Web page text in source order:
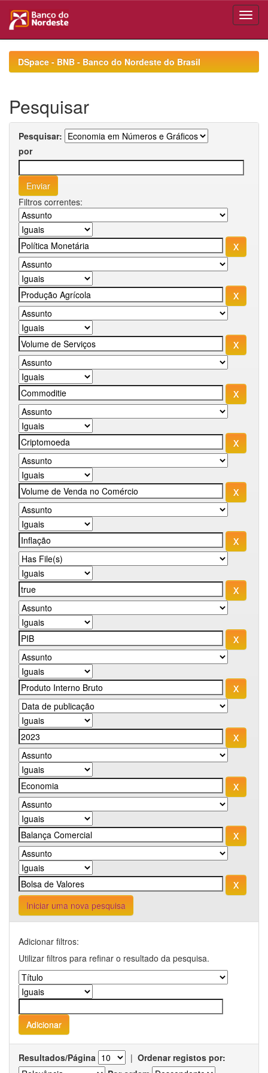
navigationDSpace - BNB - Banco do Nordeste do Brasil
Pesquisar
Pesquisar:
por
Filtros correntes:
Iniciar uma nova pesquisa
Adicionar filtros:
Utilizar filtros para refinar o resultado da pesquisa.
Resultados/Página | Ordenar registos por: